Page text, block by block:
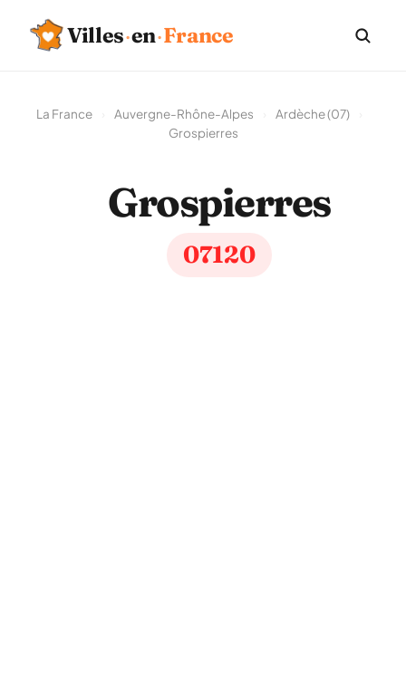
Villes·en·France
La France Auvergne-Rhône-Alpes Ardèche (07)
Grospierres
Grospierres
07120